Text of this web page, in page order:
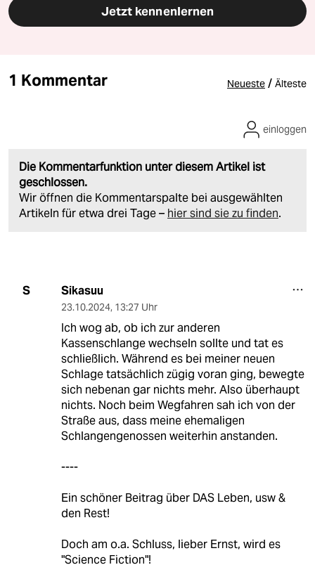
Jetzt kennenlernen
1 Kommentar Neueste / Älteste
Die Kommentarfunktion unter diesem Artikel ist
geschlossen.
Wir öffnen die Kommentarspalte bei ausgewählten
Artikeln für etwa drei Tage – hier sind sie zu finden.
einloggen
S Sikasuu
23.10.2024, 13:27 Uhr
Ich wog ab, ob ich zur anderen
Kassenschlange wechseln sollte und tat es
schließlich. Während es bei meiner neuen
Schlage tatsächlich zügig voran ging, bewegte
sich nebenan gar nichts mehr. Also überhaupt
nichts. Noch beim Wegfahren sah ich von der
Straße aus, dass meine ehemaligen
Schlangengenossen weiterhin anstanden.
----
Ein schöner Beitrag über DAS Leben, usw &
den Rest!
Doch am o.a. Schluss, lieber Ernst, wird es
"Science Fiction"!